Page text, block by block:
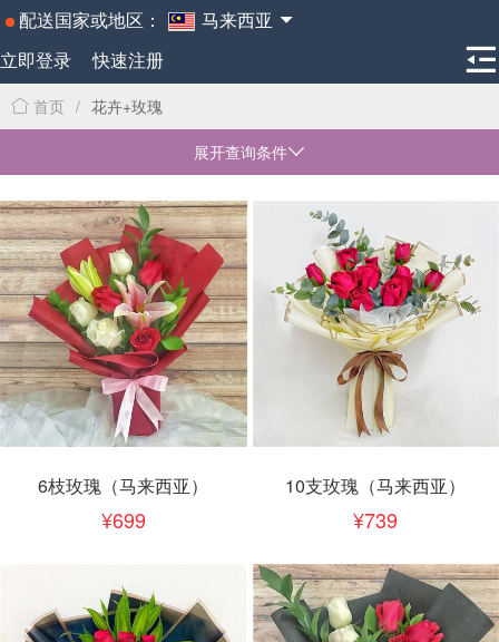
配送国家或地区：
马来西亚
立即登录
快速注册
首页 / 花卉+玫瑰
展开查询条件
6枝玫瑰（马来西亚）
699
10支玫瑰（马来西亚）
739